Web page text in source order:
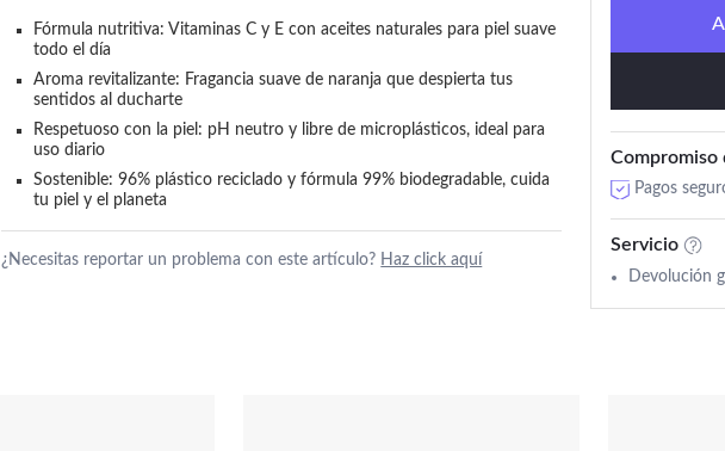
Fórmula nutritiva: Vitaminas C y E con aceites naturales para piel suave
todo el día
Aroma revitalizante: Fragancia suave de naranja que despierta tus
sentidos al ducharte
Respetuoso con la piel: pH neutro y libre de microplásticos, ideal para
uso diario
Sostenible: 96% plástico reciclado y fórmula 99% biodegradable, cuida
tu piel y el planeta
¿Necesitas reportar un problema con este artículo? Haz click aquí
36 añadido
Compromiso
Pagos
Servicio
Devolución